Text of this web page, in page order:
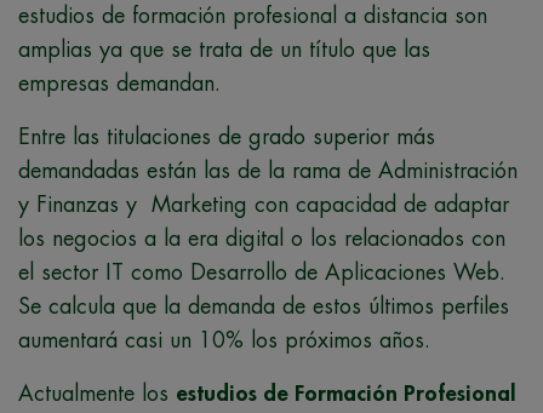
estudios de formación profesional a distancia son
amplias ya que se trata de un título que las
empresas demandan.
Entre las titulaciones de grado superior más
demandadas están las de la rama de Administración
y Finanzas y Marketing con capacidad de adaptar
los negocios a la era digital o los relacionados con
el sector IT como Desarrollo de Aplicaciones Web.
Se calcula que la demanda de estos últimos perfiles
aumentará casi un 10% los próximos años.
Actualmente los estudios de Formación Profesional